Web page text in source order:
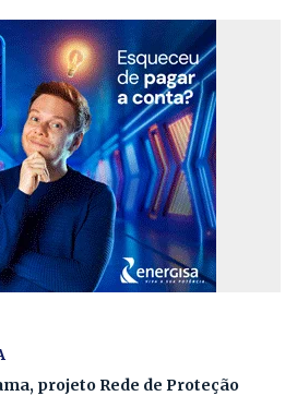
projeto Rede de Proteção